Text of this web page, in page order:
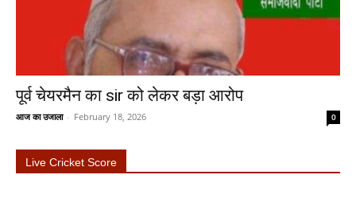
पूर्व चेयरमैन का sir को लेकर बड़ा आरोप
आज का उजाला - February 18, 2026 0
Live Cricket Score